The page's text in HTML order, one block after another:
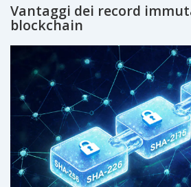
Vantaggi dei record
blockchain